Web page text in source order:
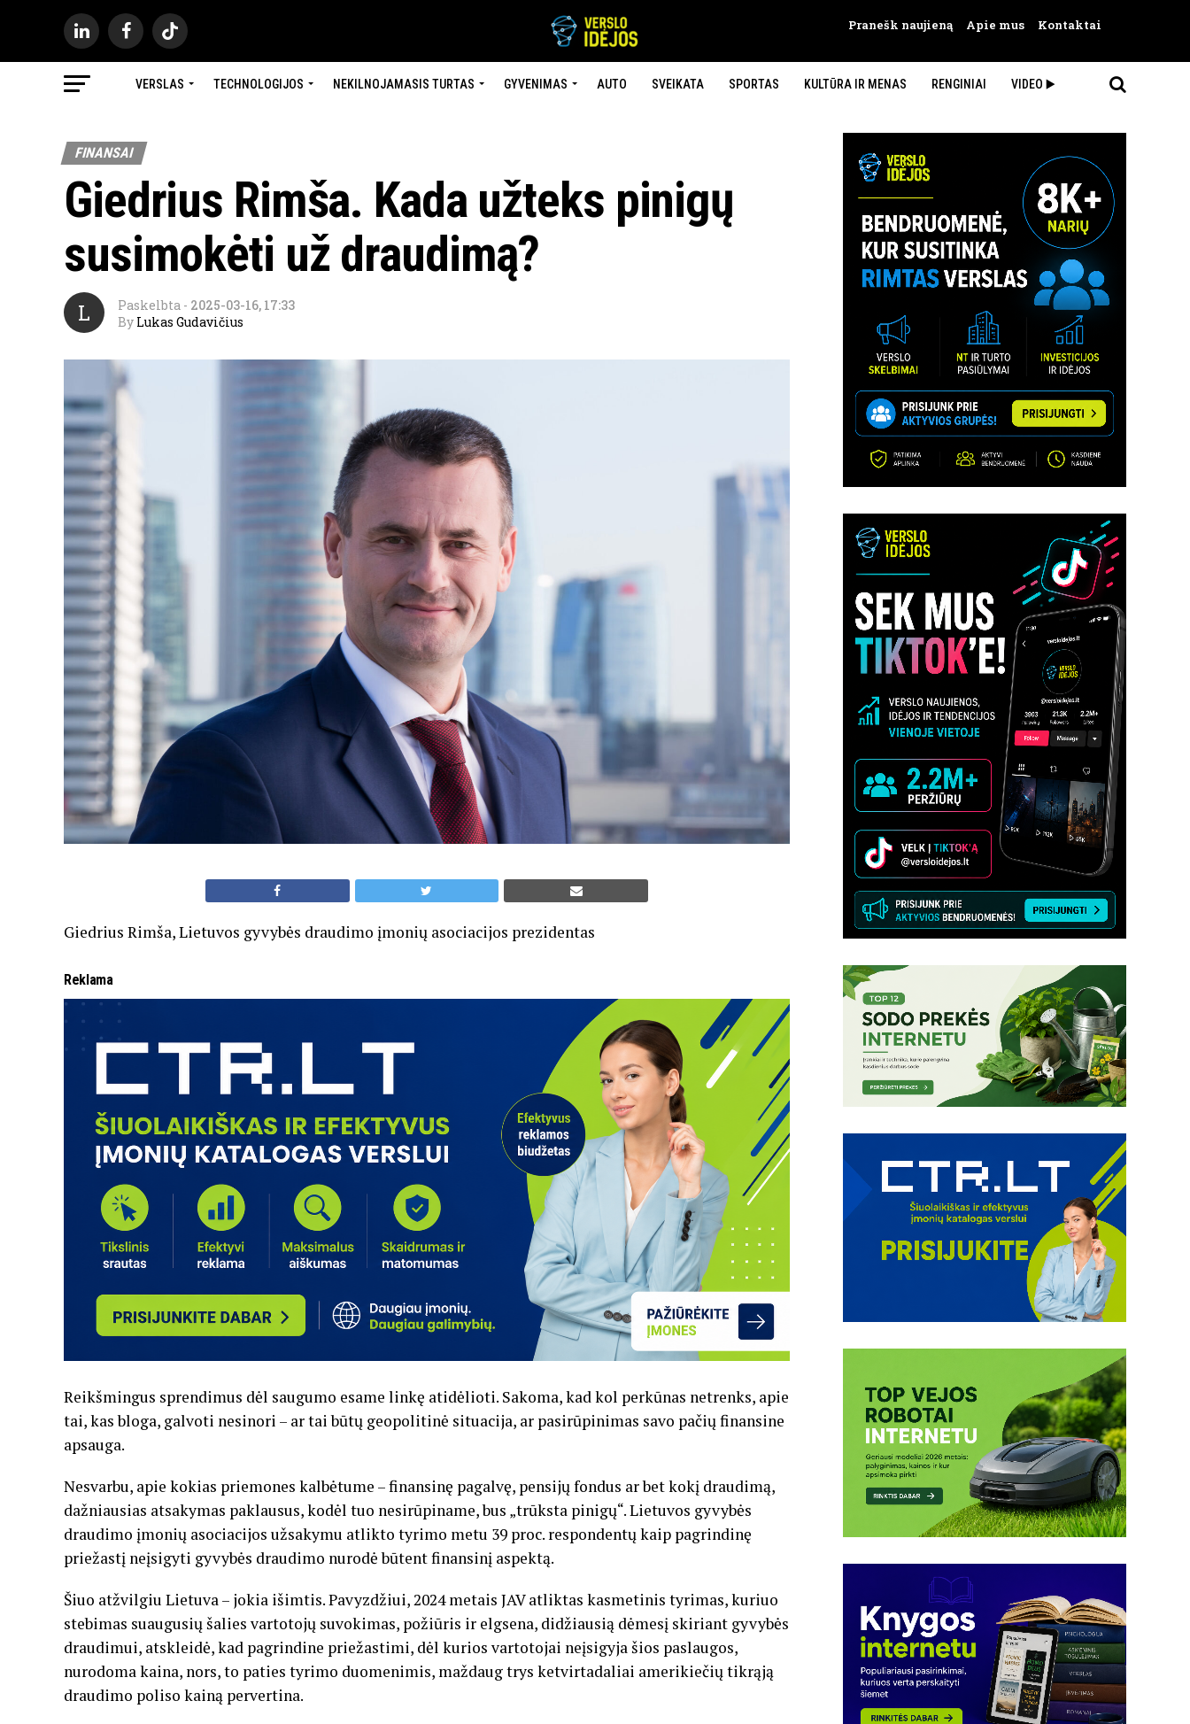
Pranešk naujieną Apie mus Kontaktai
VERSLAS TECHNOLOGIJOS NEKILNOJAMASIS TURTAS GYVENIMAS AUTO SVEIKATA SPORTAS KULTŪRA IR MENAS RENGINIAI VIDEO ▶️
FINANSAI
Giedrius Rimša. Kada užteks pinigų
susimokėti už draudimą?
L Paskelbta - 2025-03-16, 17:33
By Lukas Gudavičius
Giedrius Rimša, Lietuvos gyvybės draudimo įmonių asociacijos prezidentas
Reklama
Reikšmingus sprendimus dėl saugumo esame linkę atidėlioti. Sakoma, kad kol perkūnas netrenks, apie
tai, kas bloga, galvoti nesinori – ar tai būtų geopolitinė situacija, ar pasirūpinimas savo pačių finansine
apsauga.
Nesvarbu, apie kokias priemones kalbėtume – finansinę pagalvę, pensijų fondus ar bet kokį draudimą,
dažniausias atsakymas paklausus, kodėl tuo nesirūpiname, bus „trūksta pinigų“. Lietuvos gyvybės
draudimo įmonių asociacijos užsakymu atlikto tyrimo metu 39 proc. respondentų kaip pagrindinę
priežastį neįsigyti gyvybės draudimo nurodė būtent finansinį aspektą.
Šiuo atžvilgiu Lietuva – jokia išimtis. Pavyzdžiui, 2024 metais JAV atliktas kasmetinis tyrimas, kuriuo
stebimas suaugusių šalies vartotojų suvokimas, požiūris ir elgsena, didžiausią dėmesį skiriant gyvybės
draudimui, atskleidė, kad pagrindine priežastimi, dėl kurios vartotojai neįsigyja šios paslaugos,
nurodoma kaina, nors, to paties tyrimo duomenimis, maždaug trys ketvirtadaliai amerikiečių tikrąją
draudimo poliso kainą pervertina.